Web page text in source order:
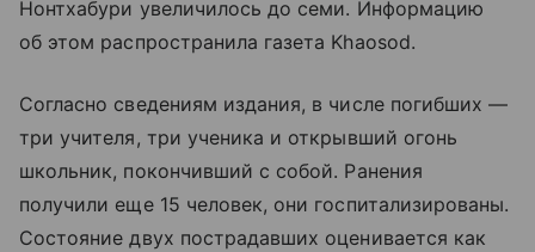
Нонтхабури увеличилось до семи. Информацию
об этом распространила газета Khaosod.
Согласно сведениям издания, в числе погибших —
три учителя, три ученика и открывший огонь
школьник, покончивший с собой. Ранения
получили еще 15 человек, они госпитализированы.
Состояние двух пострадавших оценивается как